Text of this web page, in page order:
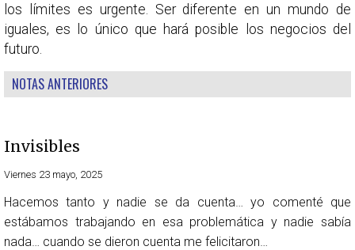
los límites es urgente. Ser diferente en un mundo de
iguales, es lo único que hará posible los negocios del
futuro.
NOTAS ANTERIORES
Invisibles
Viernes 23 mayo, 2025
Hacemos tanto y nadie se da cuenta… yo comenté que
estábamos trabajando en esa problemática y nadie sabía
nada… cuando se dieron cuenta me felicitaron…